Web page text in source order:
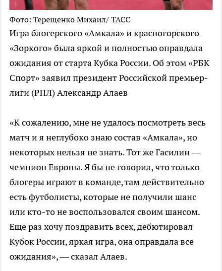
Фото: Терещенко Михаил/ ТАСС
Игра блогерского «Амкала» и красногорского
«Зоркого» была яркой и полностью оправдала
ожидания от старта Кубка России. Об этом «РБК
Спорт» заявил президент Российской премьер-
лиги (РПЛ) Александр Алаев
«К сожалению, мне не удалось посмотреть весь
матч и я неглубоко знаю состав «Амкала», но
некоторых нельзя не знать. Тот же Гасилин —
чемпион Европы. Я бы не говорил, что только
блогеры играют в команде, там действительно
есть футболисты, которые не получили шанс
или кто-то не воспользовался своим шансом.
Еще раз хочу поздравить всех, дебютировал
Кубок России, яркая игра, она оправдала все
ожидания», — сказал Алаев.